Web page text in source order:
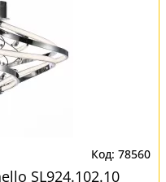
78560
SL924.102.10